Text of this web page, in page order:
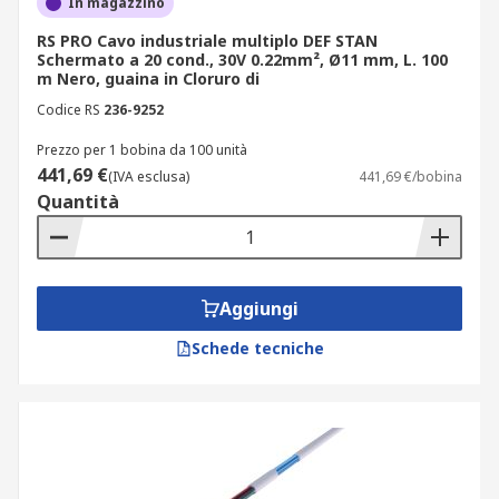
conprolunghe e avvolgicavo
alimentare strumenti e sensori in aree di lavoro
estese.
Parametri chiave per scegliere i
cavi di comando
La selezione dei cavi multipolari corretti richiede
attenzione a parametri precisi. Ecco i valori
operativi che trovi nei cavi a catalogo:
schermatura: schermato (CY) per ambienti
con campi elettromagnetici, non schermato
materiale del conduttore: rame stagnato per
resistenza alla corrosione, rame argentato
per alta conducibilità, rame nudo o ricotto
RS PRO Cavo industriale multiplo DEF STAN
Schermato a 20 cond., 30V 0.22mm², Ø11 mm, L. 100
m Nero, guaina in Cloruro di
Codice RS 236-9252
Prezzo per 1 bobina da 100 unità
441,69 €(IVA esclusa) 441,69 €/bobina
Quantità
Aggiungi
Schede tecniche